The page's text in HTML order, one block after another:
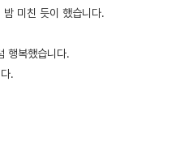
미친 듯이 했습니다.
행복했습니다.
.